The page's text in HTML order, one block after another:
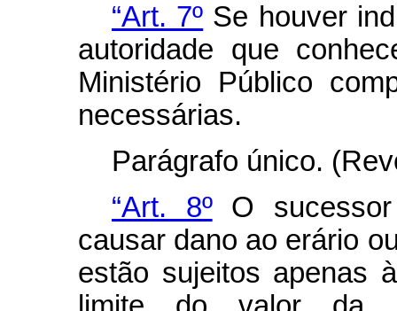
“Art. 7º Se houver
autoridade que
Ministério Público
necessárias.
Parágrafo único.
“Art. 8ºO sucessor
causar dano ao erário
estão sujeitos apenas